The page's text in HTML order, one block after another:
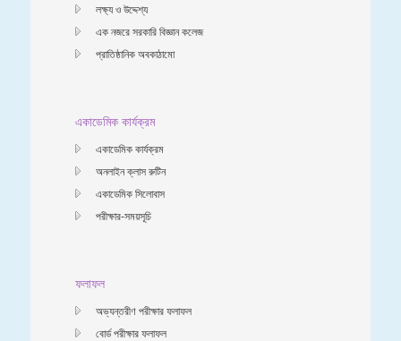
লক্ষ্য ও উদ্দেশ্য
এক নজরে সরকারি বিজ্ঞান কলেজ
প্রাতিষ্ঠানিক অবকাঠামো
একাডেমিক কার্যক্রম
একাডেমিক কার্যক্রম
অনলাইন ক্লাস রুটিন
একাডেমিক সিলোবাস
পরীক্ষার-সময়সূচি
ফলাফল
অভ্যন্তরীণ পরীক্ষার ফলাফল
বোর্ড পরীক্ষার ফলাফল